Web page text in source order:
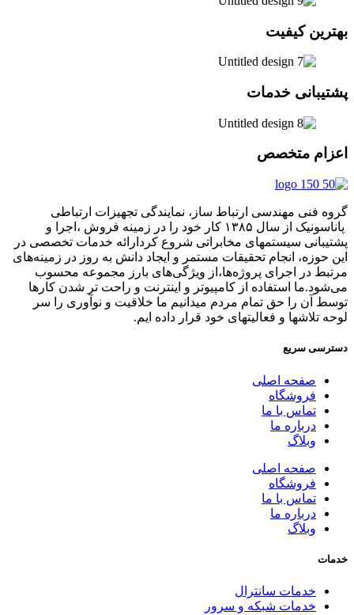
بهترین کیفیت
پشتیبانی خدمات
اعزام متخصص
گروه فنی مهندسی ارتباط ساز، نمایندگی تجهیزات ارتباطی
پاناسونیک از سال ۱۳۸۵ کار خود را در زمینه فروش ،اجرا و
پشتیبانی سیستمهای مخابراتی شروع کردارائه خدمات تخصصی در
این حوزه، انجام تحقیقات مستمر و ایجاد دانش به‌ روز در زمینه‌های
مرتبط در اجرای پروژه‌ها،از ویژگی‌های بارز مجموعه محسوب
می‌شود.ما استفاده از کامپیوتر و اینترنت و راحت تر شدن کارها
توسط آن را حق تمام مردم میدانیم ما خلاقیت و نوآوری را سر
لوحه تلاشها و فعالیتهای خود قرار داده ایم.
دسترسی سریع
صفحه اصلی
فروشگاه
تماس با ما
درباره ما
وبلاگ
صفحه اصلی
فروشگاه
تماس با ما
درباره ما
وبلاگ
خدمات
خدمات سانترال
خدمات شبکه و سرور